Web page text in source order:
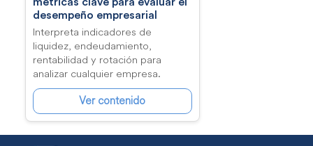
métricas clave para evaluar el
desempeño empresarial
Interpreta indicadores de
liquidez, endeudamiento,
rentabilidad y rotación para
analizar cualquier empresa.
Ver contenido